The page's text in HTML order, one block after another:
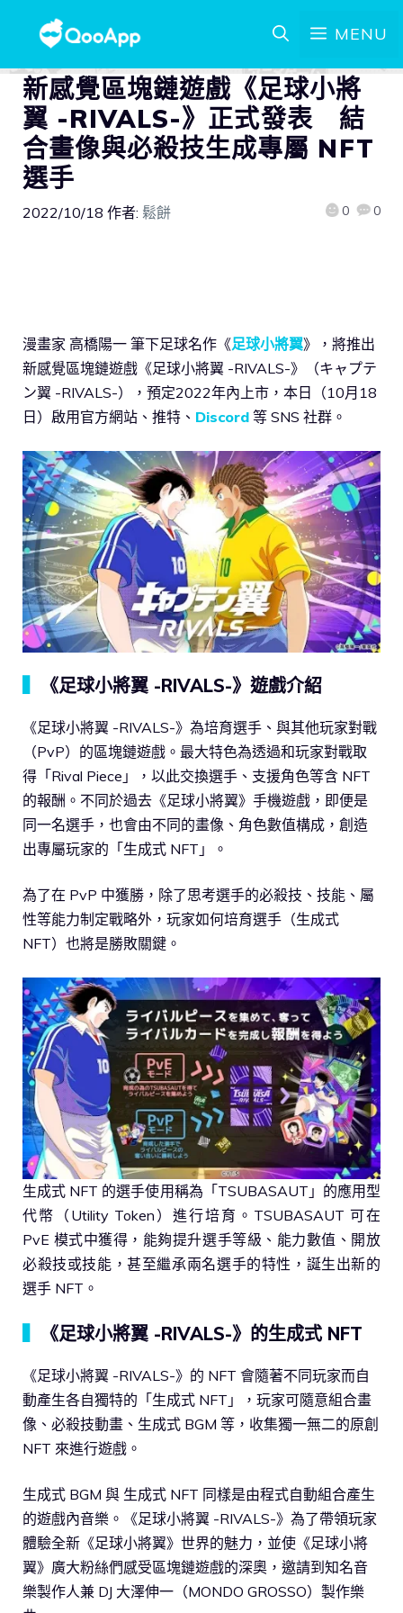
MENU
新感覺區塊鏈遊戲《足球小將
翼 -RIVALS-》正式發表 結
合畫像與必殺技生成專屬 NFT
選手
2022/10/18 作者: 鬆餅 0 0
漫畫家 高橋陽一 筆下足球名作《足球小將翼》，將推出
新感覺區塊鏈遊戲《足球小將翼 -RIVALS-》（キャプテ
ン翼 -RIVALS-），預定2022年內上市，本日（10月18
日）啟用官方網站、推特、 Discord 等 SNS 社群。
《足球小將翼 -RIVALS-》遊戲介紹
《足球小將翼 -RIVALS-》為培育選手、與其他玩家對戰
（PvP）的區塊鏈遊戲。最大特色為透過和玩家對戰取
得「Rival Piece」，以此交換選手、支援角色等含 NFT
的報酬。不同於過去《足球小將翼》手機遊戲，即便是
同一名選手，也會由不同的畫像、角色數值構成，創造
出專屬玩家的「生成式 NFT」。
為了在 PvP 中獲勝，除了思考選手的必殺技、技能、屬
性等能力制定戰略外，玩家如何培育選手（生成式
NFT）也將是勝敗關鍵。
生成式 NFT 的選手使用稱為「TSUBASAUT」的應用型
代幣（Utility Token）進行培育。TSUBASAUT 可在
PvE 模式中獲得，能夠提升選手等級、能力數值、開放
必殺技或技能，甚至繼承兩名選手的特性，誕生出新的
選手 NFT。
《足球小將翼 -RIVALS-》的生成式 NFT
《足球小將翼 -RIVALS-》的 NFT 會隨著不同玩家而自
動產生各自獨特的「生成式 NFT」，玩家可隨意組合畫
像、必殺技動畫、生成式 BGM 等，收集獨一無二的原創
NFT 來進行遊戲。
生成式 BGM 與 生成式 NFT 同樣是由程式自動組合產生
的遊戲內音樂。《足球小將翼 -RIVALS-》為了帶領玩家
體驗全新《足球小將翼》世界的魅力，並使《足球小將
翼》廣大粉絲們感受區塊鏈遊戲的深奧，邀請到知名音
樂製作人兼 DJ 大澤伸一（MONDO GROSSO）製作樂